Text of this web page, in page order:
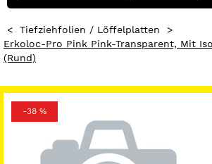
< Tiefziehfolien / Löffelplatten
>
Erkoloc-Pro Pink Pink-Transparent, Mit
(rund)
-38 %